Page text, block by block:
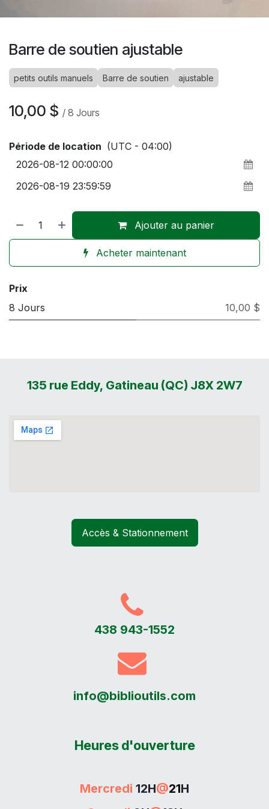
Barre de soutien ajustable
petits outils manuels Barre de soutien ajustable
10,00 $ / 8 Jours
Période de location (UTC - 04:00)
Ajouter au panier
Acheter maintenant
Prix
8 Jours
10,00 $
135 rue Eddy, Gatineau (QC) J8X 2W7
Accès & Stationnement
438 943-1552
info@biblioutils.com
Heures d'ouverture
Mercredi 12H@21H